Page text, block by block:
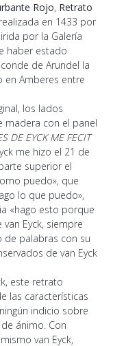
Rojo, Retrato
en 1433 por
por la Galería
haber estado
de Arundel la
Amberes entre
los lados
madera con el panel
DE EYCK ME FECIT
me hizo el 21 de
superior el
puedo», que
lo que puedo»,
«hago esto porque
Eyck, siempre
de palabras con su
de van Eyck
este retrato
las características
indicio sobre
ánimo. Con
van Eyck,